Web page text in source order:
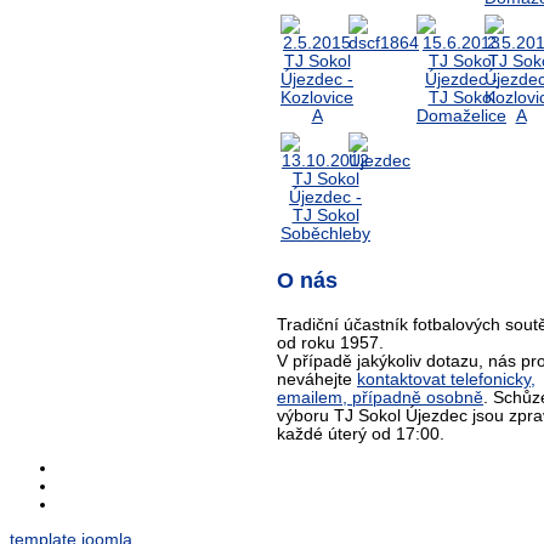
O nás
Tradiční účastník fotbalových
od roku 1957.
V případě jakýkoliv dotazu, nás
neváhejte kontaktovat telefonicky,
emailem, případně osobně .
výboru TJ Sokol Újezdec jsou
každé úterý od 17:00.
template joomla